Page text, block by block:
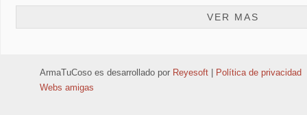
VER MAS
ArmaTuCoso es desarrollado por Reyesoft
Política de privacidad
Webs amigas